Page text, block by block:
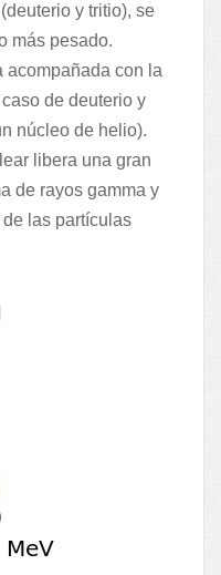
y tritio), se
más pesado.
acompañada con la
de deuterio y
núcleo de helio).
libera una gran
de rayos gamma y
las partículas